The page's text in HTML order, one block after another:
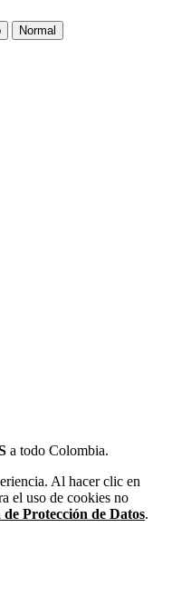
Normal
a todo Colombia.
Al hacer clic en
el uso de cookies no
Protección de Datos.